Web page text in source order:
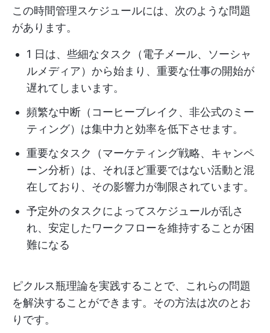
この時間管理スケジュールには、次のような問題
があります。
1 日は、些細なタスク（電子メール、ソーシャ
ルメディア）から始まり、重要な仕事の開始が
遅れてしまいます。
頻繁な中断（コーヒーブレイク、非公式のミー
ティング）は集中力と効率を低下させます。
重要なタスク（マーケティング戦略、キャンペ
ーン分析）は、それほど重要ではない活動と混
在しており、その影響力が制限されています。
予定外のタスクによってスケジュールが乱さ
れ、安定したワークフローを維持することが困
難になる
ピクルス瓶理論を実践することで、これらの問題
を解決することができます。その方法は次のとお
りです。